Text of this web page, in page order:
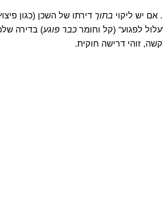
אם יש ליקוי בתוך דירתו של השכן (כגון
לפגוע" (קל וחומר כבר פוגע) בדירה
זוהי דרישה חוקית.